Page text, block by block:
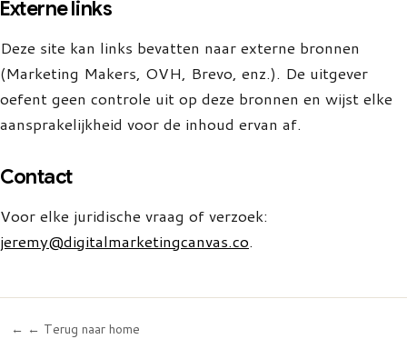
Externe links
Deze site kan links bevatten naar externe bronnen
(Marketing Makers, OVH, Brevo, enz.). De uitgever
oefent geen controle uit op deze bronnen en wijst elke
aansprakelijkheid voor de inhoud ervan af.
Contact
Voor elke juridische vraag of verzoek:
jeremy@digitalmarketingcanvas.co.
← ← Terug naar home